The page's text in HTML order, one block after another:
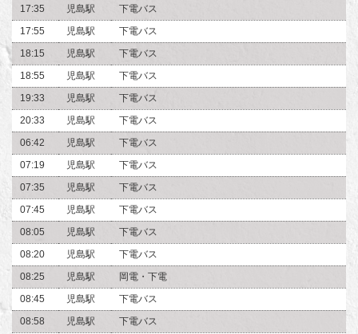
17:35
児島駅
下電バス
17:55
児島駅
下電バス
18:15
児島駅
下電バス
18:55
児島駅
下電バス
19:33
児島駅
下電バス
20:33
児島駅
下電バス
06:42
児島駅
下電バス
07:19
児島駅
下電バス
07:35
児島駅
下電バス
07:45
児島駅
下電バス
08:05
児島駅
下電バス
08:20
児島駅
下電バス
08:25
児島駅
岡電・下電
08:45
児島駅
下電バス
08:58
児島駅
下電バス